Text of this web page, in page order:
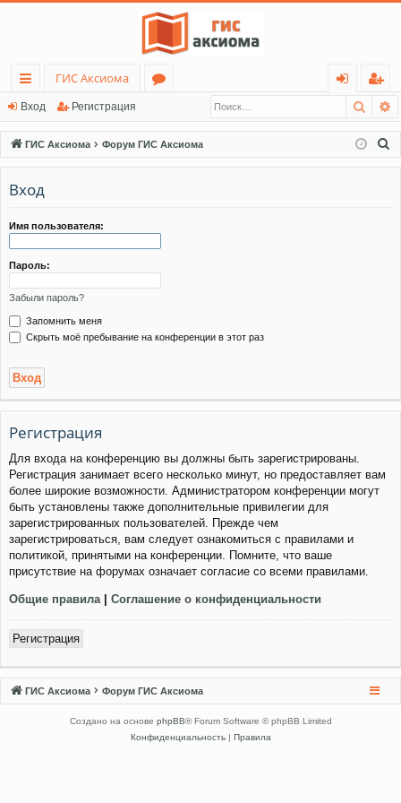
с
ы
лк
и
ГИС Аксиома
ру
м
д
ег
ис
тр
Вход Регистрация
ГИС Аксиома Форум ГИС Аксиома
Вход
Имя пользователя:
Пароль:
Забыли пароль?
Запомнить меня
Скрыть моё пребывание на конференции в этот раз
Регистрация
Для входа на конференцию вы должны быть зарегистрированы.
Регистрация занимает всего несколько минут, но предоставляет вам
более широкие возможности. Администратором конференции могут
быть установлены также дополнительные привилегии для
зарегистрированных пользователей. Прежде чем
зарегистрироваться, вам следует ознакомиться с правилами и
политикой, принятыми на конференции. Помните, что ваше
присутствие на форумах означает согласие со всеми правилами.
Общие правила | Соглашение о конфиденциальности
Регистрация
ГИС Аксиома Форум ГИС Аксиома
Создано на основе phpBB® Forum Software © phpBB Limited
Конфиденциальность| Правила